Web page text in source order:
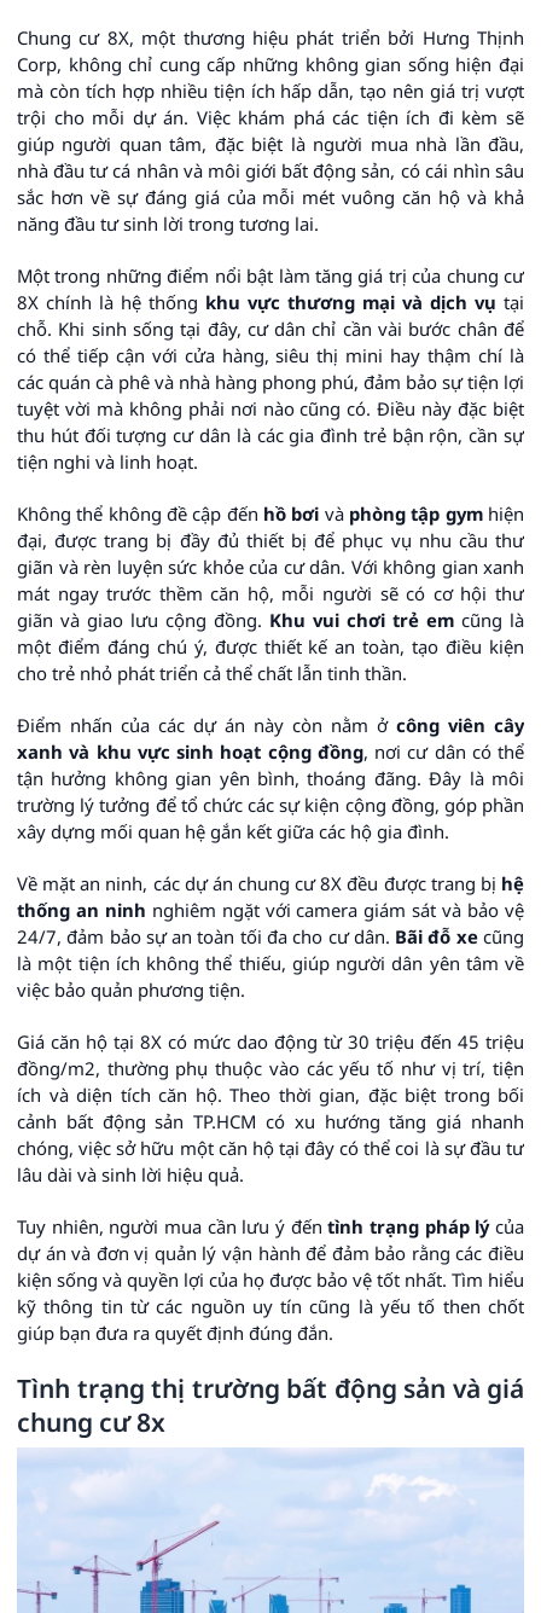
Chung cư 8X, một thương hiệu phát triển bởi Hưng Thịnh
Corp, không chỉ cung cấp những không gian sống hiện đại
mà còn tích hợp nhiều tiện ích hấp dẫn, tạo nên giá trị vượt
trội cho mỗi dự án. Việc khám phá các tiện ích đi kèm sẽ
giúp người quan tâm, đặc biệt là người mua nhà lần đầu,
nhà đầu tư cá nhân và môi giới bất động sản, có cái nhìn sâu
sắc hơn về sự đáng giá của mỗi mét vuông căn hộ và khả
năng đầu tư sinh lời trong tương lai.
Một trong những điểm nổi bật làm tăng giá trị của chung cư
8X chính là hệ thống khu vực thương mại và dịch vụ tại
chỗ. Khi sinh sống tại đây, cư dân chỉ cần vài bước chân để
có thể tiếp cận với cửa hàng, siêu thị mini hay thậm chí là
các quán cà phê và nhà hàng phong phú, đảm bảo sự tiện lợi
tuyệt vời mà không phải nơi nào cũng có. Điều này đặc biệt
thu hút đối tượng cư dân là các gia đình trẻ bận rộn, cần sự
tiện nghi và linh hoạt.
Không thể không đề cập đến hồ bơi và phòng tập gymhiện
đại, được trang bị đầy đủ thiết bị để phục vụ nhu cầu thư
giãn và rèn luyện sức khỏe của cư dân. Với không gian xanh
mát ngay trước thềm căn hộ, mỗi người sẽ có cơ hội thư
giãn và giao lưu cộng đồng. Khu vui chơi trẻ em cũng là
một điểm đáng chú ý, được thiết kế an toàn, tạo điều kiện
cho trẻ nhỏ phát triển cả thể chất lẫn tinh thần.
Điểm nhấn của các dự án này còn nằm ở công viên cây
xanh và khu vực sinh hoạt cộng đồng, nơi cư dân có thể
tận hưởng không gian yên bình, thoáng đãng. Đây là môi
trường lý tưởng để tổ chức các sự kiện cộng đồng, góp phần
xây dựng mối quan hệ gắn kết giữa các hộ gia đình.
Về mặt an ninh, các dự án chung cư 8X đều được trang bị hệ
thống an ninh nghiêm ngặt với camera giám sát và bảo vệ
24/7, đảm bảo sự an toàn tối đa cho cư dân. Bãi đỗ xecũng
là một tiện ích không thể thiếu, giúp người dân yên tâm về
việc bảo quản phương tiện.
Giá căn hộ tại 8X có mức dao động từ 30 triệu đến 45 triệu
đồng/m2, thường phụ thuộc vào các yếu tố như vị trí, tiện
ích và diện tích căn hộ. Theo thời gian, đặc biệt trong bối
cảnh bất động sản TP.HCM có xu hướng tăng giá nhanh
chóng, việc sở hữu một căn hộ tại đây có thể coi là sự đầu tư
lâu dài và sinh lời hiệu quả.
Tuy nhiên, người mua cần lưu ý đếntình trạng pháp lýcủa
dự án và đơn vị quản lý vận hành để đảm bảo rằng các điều
kiện sống và quyền lợi của họ được bảo vệ tốt nhất. Tìm hiểu
kỹ thông tin từ các nguồn uy tín cũng là yếu tố then chốt
giúp bạn đưa ra quyết định đúng đắn.
Tình trạng thị trường bất động sản và giá
chung cư 8x